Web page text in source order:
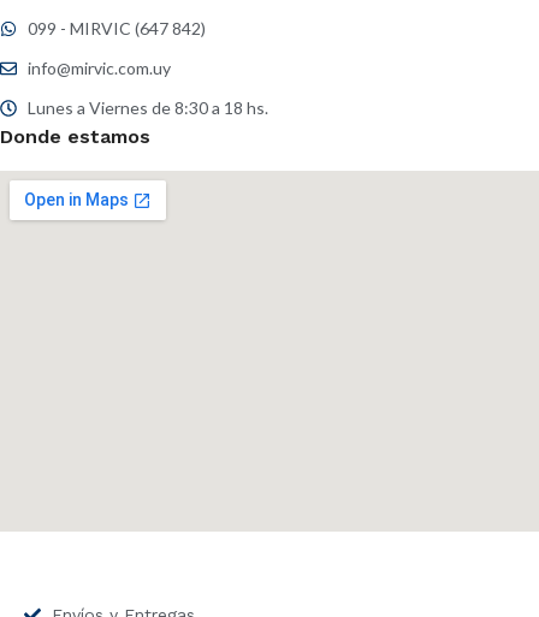
099 - MIRVIC (647 842)
info@mirvic.com.uy
Lunes a Viernes de 8:30 a 18 hs.
Donde estamos